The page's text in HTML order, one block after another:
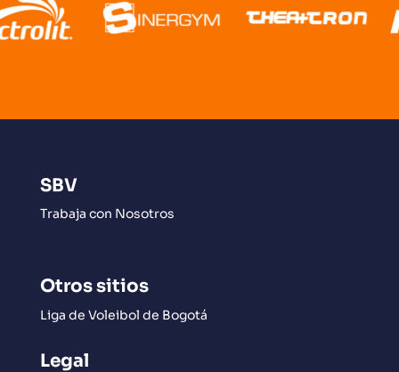
SBV
Trabaja con Nosotros
Otros sitios
Liga de Voleibol de Bogotá
Legal